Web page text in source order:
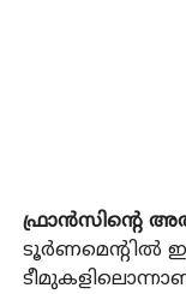
ഫ്രാൻസിന്റെ
ടൂർണമെന്റിൽ